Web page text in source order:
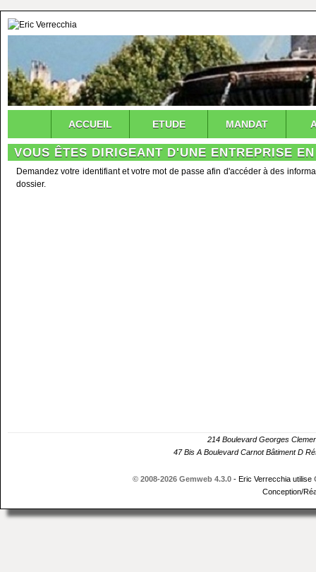
ACCUEIL ETUDE MANDAT
VOUS ÊTES DIRIGEANT D'UNE ENTREPRISE
Demandez votre identifiant et votre mot de passe afin d'accéder à des
dossier.
214 Boulevard Georges
47 Bis A Boulevard Carnot Bâtiment D
© 2008-2026 Gemweb 4.3.0- Eric Verrecchia utilise
Conception/